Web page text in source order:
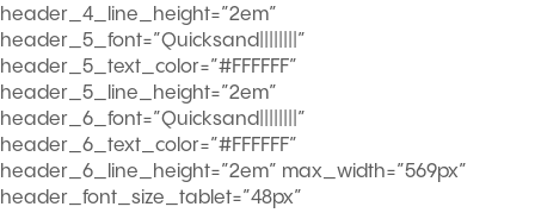
header_4_line_height=”2em”
header_5_font=”Quicksand||||||||”
header_5_text_color=”#FFFFFF”
header_5_line_height=”2em”
header_6_font=”Quicksand||||||||”
header_6_text_color=”#FFFFFF”
header_6_line_height=”2em” max_width=”569px”
header_font_size_tablet=”48px”